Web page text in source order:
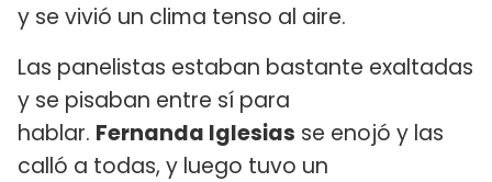
y se vivió un clima tenso al aire.
Las panelistas estaban bastante exaltadas
y se pisaban entre sí para
hablar. Fernanda Iglesias se enojó y las
calló a todas, y luego tuvo un